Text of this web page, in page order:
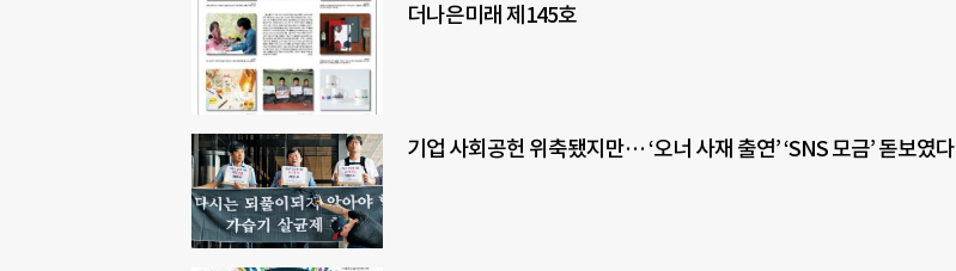
더나은미래 제145호
기업 사회공헌 위축됐지만… ‘오너 사재 출연’ ‘SNS 모금’ 돋보였다